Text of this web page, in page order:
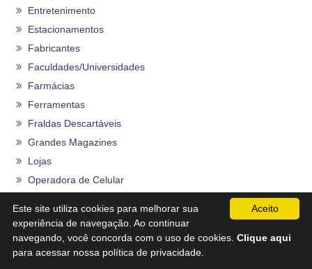
Entretenimento
Estacionamentos
Fabricantes
Faculdades/Universidades
Farmácias
Ferramentas
Fraldas Descartáveis
Grandes Magazines
Lojas
Operadora de Celular
Planos de Saúde
Programas do Governo
Rações
Aceito
Este site utiliza cookies para melhorar sua
experiência de navegação. Ao continuar
navegando, você concorda com o uso de cookies. Clique aqui
para acessar nossa política de privacidade.